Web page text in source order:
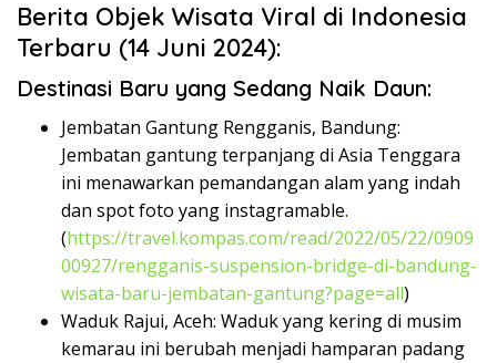
Berita Objek Wisata Viral di Indonesia
Terbaru (14 Juni 2024):
Destinasi Baru yang Sedang Naik Daun:
Jembatan Gantung Rengganis, Bandung:
Jembatan gantung terpanjang di Asia Tenggara
ini menawarkan pemandangan alam yang indah
dan spot foto yang instagramable.
(https://travel.kompas.com/read/2022/05/22/0909
00927/rengganis-suspension-bridge-di-bandung-
wisata-baru-jembatan-gantung?page=all)
Waduk Rajui, Aceh: Waduk yang kering di musim
kemarau ini berubah menjadi hamparan padang